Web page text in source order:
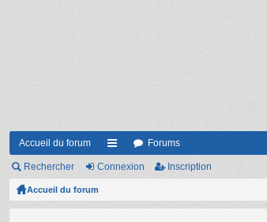
Accueil du forum
ac
Forums
Rechercher Connexion Inscription
Accueil du forum